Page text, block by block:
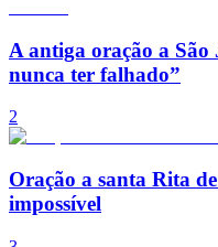
A antiga oração a São
nunca ter falhado”
2
Oração a santa Rita
impossível